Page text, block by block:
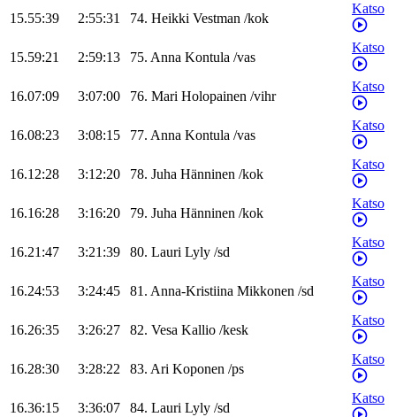
15.55:39 2:55:31 74. Heikki Vestman /kok
Katso
15.59:21 2:59:13 75. Anna Kontula /vas
Katso
16.07:09 3:07:00 76. Mari Holopainen /vihr
Katso
16.08:23 3:08:15 77. Anna Kontula /vas
Katso
16.12:28 3:12:20 78. Juha Hänninen /kok
Katso
16.16:28 3:16:20 79. Juha Hänninen /kok
Katso
16.21:47 3:21:39 80. Lauri Lyly /sd
Katso
16.24:53 3:24:45 81. Anna-Kristiina Mikkonen /sd
Katso
16.26:35 3:26:27 82. Vesa Kallio /kesk
Katso
16.28:30 3:28:22 83. Ari Koponen /ps
Katso
16.36:15 3:36:07 84. Lauri Lyly /sd
Katso